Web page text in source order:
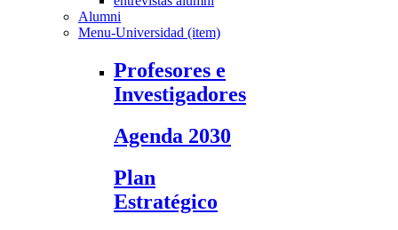
Alumni
Menu-Universidad (item)
Profesores e
Investigadores
Agenda 2030
Plan
Estratégico